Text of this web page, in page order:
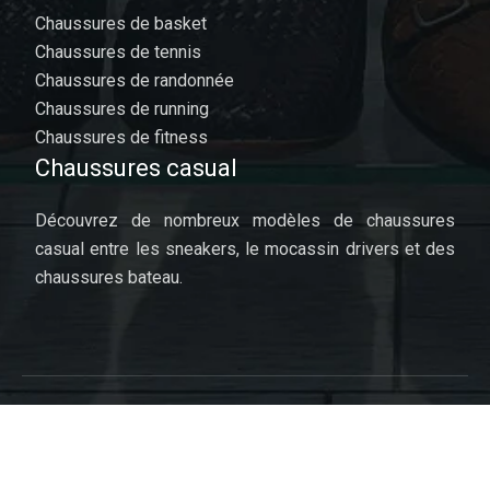
Chaussures de basket
Chaussures de tennis
Chaussures de randonnée
Chaussures de running
Chaussures de fitness
Chaussures casual
Découvrez de nombreux modèles de chaussures
casual entre les sneakers, le mocassin drivers et des
chaussures bateau.